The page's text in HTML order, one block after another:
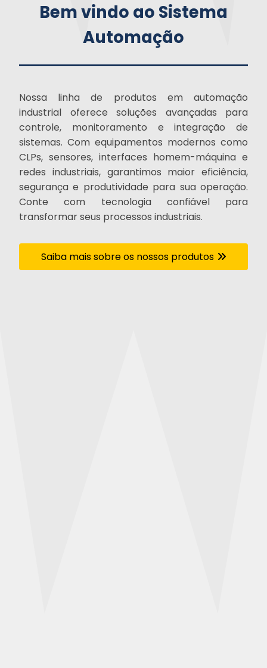
Bem vindo ao Sistema
Automação
Nossa linha de produtos em automação
industrial oferece soluções avançadas para
controle, monitoramento e integração de
sistemas. Com equipamentos modernos como
CLPs, sensores, interfaces homem-máquina e
redes industriais, garantimos maior eficiência,
segurança e produtividade para sua operação.
Conte com tecnologia confiável para
transformar seus processos industriais.
Saiba mais sobre os nossos produtos